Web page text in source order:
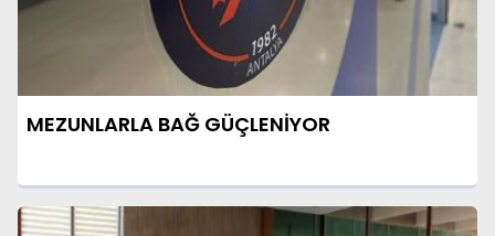
MEZUNLARLA BAĞ GÜÇLENİYOR